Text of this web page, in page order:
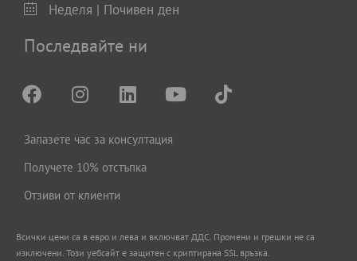
Неделя | Почивен ден
Последвайте ни
Запазете час за консултация
Получете 10% отстъпка
Отзиви от клиенти
Всички цени са в евро и левa и включват ДДС. Промени и грешки не са
изключени. Този уебсайт е защитен с криптирана SSL връзка.